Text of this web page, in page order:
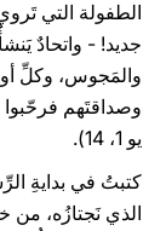
الطفولة التي
جديد! - واتحادٌ
والمَجوس، وكلِّ
وصداقتَهم
يو 1، 14).
كتبتُ في بدايةِ
الذي نَجتازُه، من